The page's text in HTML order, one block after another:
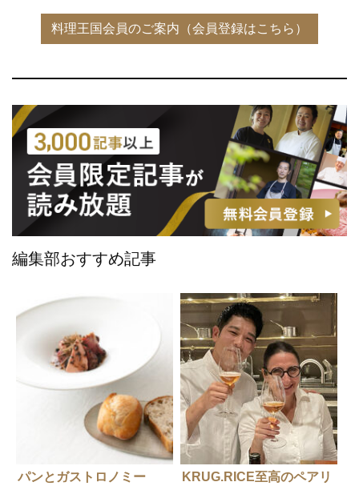
編集部おすすめ記事
パンとガストロノミー
KRUG.RICE至高のペアリ